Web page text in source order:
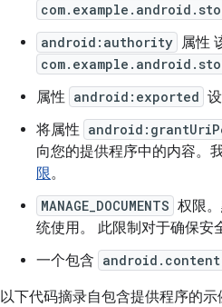
android:authority 属性
属性 android:exported
将属性
向您的提供程序中的内容。
限。
MANAGE_DOCUMENTS 权限
统使用。 此限制对于确保安
一个包含
以下代码摘录自包含提供程序的示